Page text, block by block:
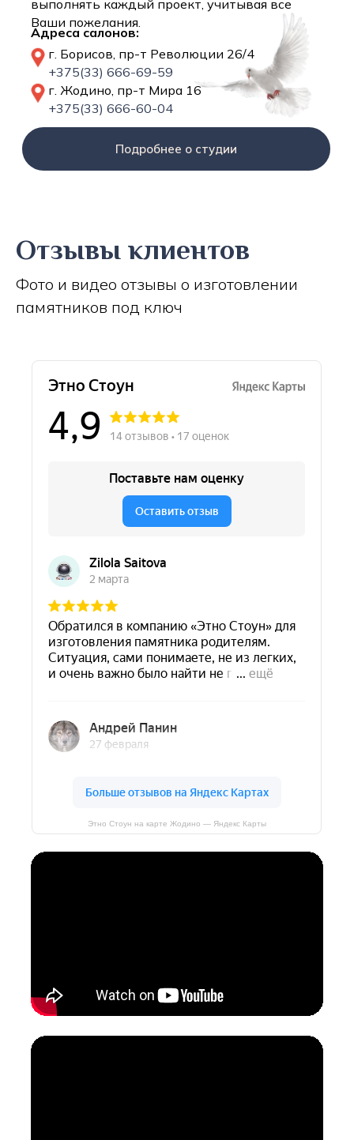
выполнять каждый проект, учитывая все
Ваши пожелания.
Адреса салонов:
г. Борисов, пр-т Революции 26/4
+375(33) 666-69-59
г. Жодино, пр-т Мира 16
+375(33) 666-60-04
Подробнее о студии
Отзывы клиентов
Фото и видео отзывы о изготовлении
памятников под ключ
Этно Стоун на карте Жодино — Яндекс Карты